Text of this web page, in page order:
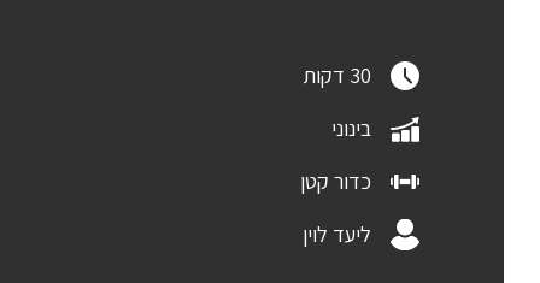
30 דקות
בינוני
כדור קטן
ליעד לוין